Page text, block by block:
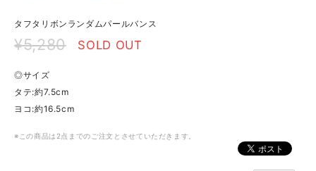
タフタリボンランダムパールバンス
¥5,280 SOLD OUT
◎サイズ
タテ:約7.5cm
ヨコ:約16.5cm
※この商品は2点までのご注文とさせていただきます。